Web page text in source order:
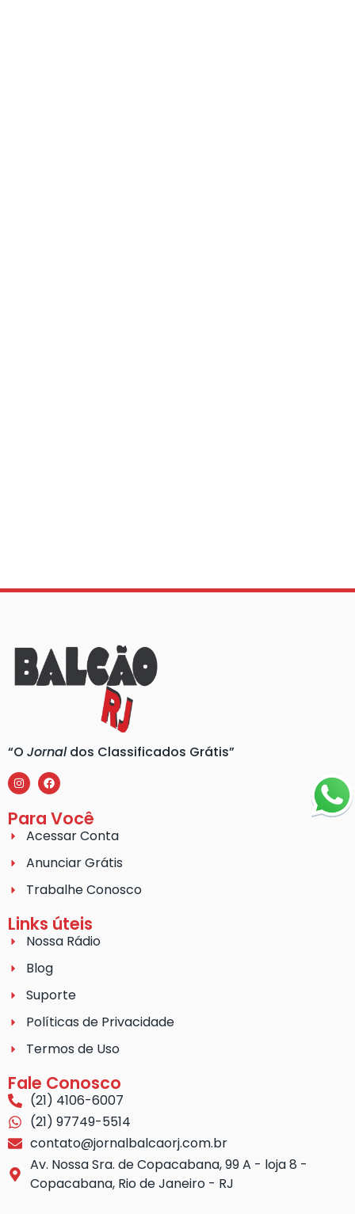
“O Jornaldos Classificados Grátis”
Para Você
Acessar Conta
Anunciar Grátis
Trabalhe Conosco
Links úteis
Nossa Rádio
Blog
Suporte
Políticas de Privacidade
Termos de Uso
Fale Conosco
(21) 4106-6007
(21) 97749-5514
contato@jornalbalcaorj.com.br
Av. Nossa Sra. de Copacabana, 99 A - loja 8 -
Copacabana, Rio de Janeiro - RJ